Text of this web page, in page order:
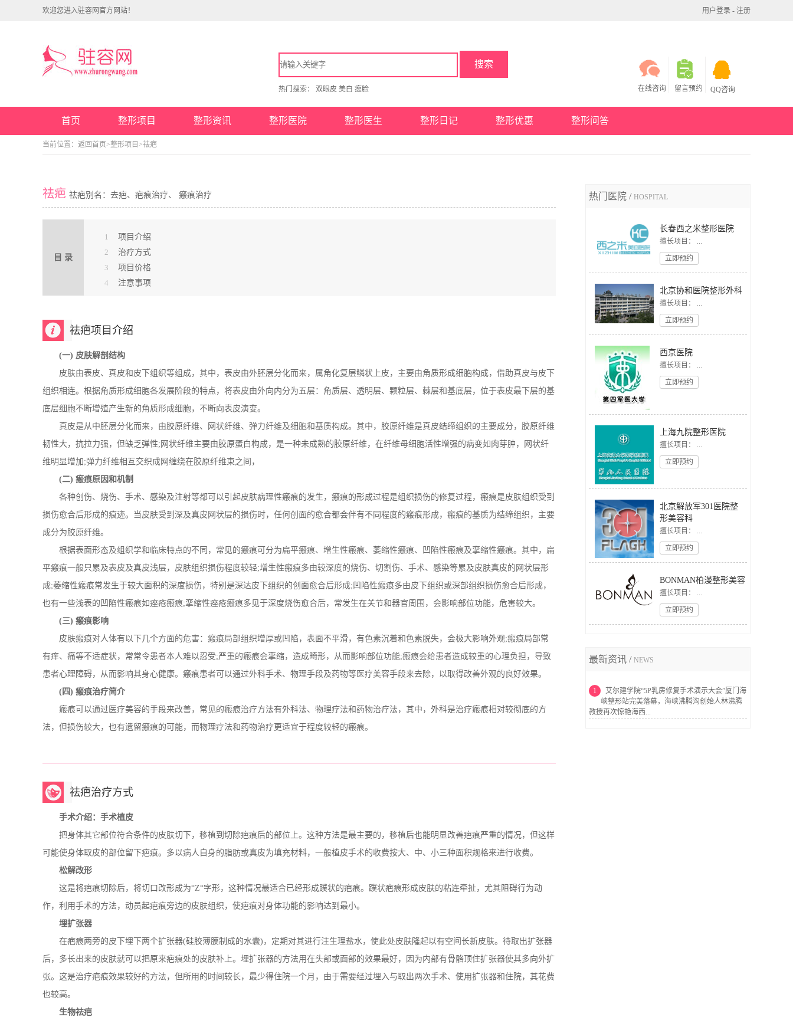
欢迎您进入驻容网官方网站！ 用户登录 - 注册
搜索
热门搜索： 双眼皮 美白 瘦脸 在线咨询 留言预约 QQ咨询
首页 整形项目 整形资讯 整形医院 整形医生 整形日记 整形优惠 整形问答
当前位置： 返回首页 >整形项目 >祛疤
祛疤 祛疤别名：去疤、疤痕治疗、 瘢痕治疗
目 录
1
项目介绍
2
治疗方式
3
项目价格
4
注意事项
祛疤项目介绍
(一) 皮肤解剖结构
皮肤由表皮、真皮和皮下组织等组成，其中，表皮由外胚层分化而来，属角化复层鳞状上皮，主要由角质形成细胞构成，借助真皮与皮下
组织相连。根据角质形成细胞各发展阶段的特点，将表皮由外向内分为五层：角质层、透明层、颗粒层、棘层和基底层，位于表皮最下层的基
底层细胞不断增殖产生新的角质形成细胞，不断向表皮演变。
真皮是从中胚层分化而来，由胶原纤维、网状纤维、弹力纤维及细胞和基质构成。其中，胶原纤维是真皮结缔组织的主要成分，胶原纤维
韧性大，抗拉力强，但缺乏弹性;网状纤维主要由胶原蛋白构成，是一种未成熟的胶原纤维，在纤维母细胞活性增强的病变如肉芽肿，网状纤
维明显增加;弹力纤维相互交织成网缠绕在胶原纤维束之间，
(二) 瘢痕原因和机制
各种创伤、烧伤、手术、感染及注射等都可以引起皮肤病理性瘢痕的发生，瘢痕的形成过程是组织损伤的修复过程，瘢痕是皮肤组织受到
损伤愈合后形成的痕迹。当皮肤受到深及真皮网状层的损伤时，任何创面的愈合都会伴有不同程度的瘢痕形成，瘢痕的基质为结缔组织，主要
成分为胶原纤维。
根据表面形态及组织学和临床特点的不同，常见的瘢痕可分为扁平瘢痕、增生性瘢痕、萎缩性瘢痕、凹陷性瘢痕及挛缩性瘢痕。其中，扁
平瘢痕一般只累及表皮及真皮浅层，皮肤组织损伤程度较轻;增生性瘢痕多由较深度的烧伤、切割伤、手术、感染等累及皮肤真皮的网状层形
成;萎缩性瘢痕常发生于较大面积的深度损伤，特别是深达皮下组织的创面愈合后形成;凹陷性瘢痕多由皮下组织或深部组织损伤愈合后形成，
也有一些浅表的凹陷性瘢痕如痤疮瘢痕;挛缩性痤疮瘢痕多见于深度烧伤愈合后，常发生在关节和器官周围，会影响部位功能，危害较大。
(三) 瘢痕影响
皮肤瘢痕对人体有以下几个方面的危害：瘢痕局部组织增厚或凹陷，表面不平滑，有色素沉着和色素脱失，会极大影响外观;瘢痕局部常
有痒、痛等不适症状，常常令患者本人难以忍受;严重的瘢痕会挛缩，造成畸形，从而影响部位功能;瘢痕会给患者造成较重的心理负担，导致
患者心理障碍，从而影响其身心健康。瘢痕患者可以通过外科手术、物理手段及药物等医疗美容手段来去除，以取得改善外观的良好效果。
(四) 瘢痕治疗简介
瘢痕可以通过医疗美容的手段来改善，常见的瘢痕治疗方法有外科法、物理疗法和药物治疗法，其中，外科是治疗瘢痕相对较彻底的方
法，但损伤较大，也有遗留瘢痕的可能，而物理疗法和药物治疗更适宜于程度较轻的瘢痕。
祛疤治疗方式
手术介绍：手术植皮
把身体其它部位符合条件的皮肤切下，移植到切除疤痕后的部位上。这种方法是最主要的，移植后也能明显改善疤痕严重的情况，但这样
可能使身体取皮的部位留下疤痕。多以病人自身的脂肪或真皮为填充材料，一般植皮手术的收费按大、中、小三种面积规格来进行收费。
松解改形
这是将疤痕切除后，将切口改形成为“Z“字形，这种情况最适合已经形成蹼状的疤痕。蹼状疤痕形成皮肤的粘连牵扯，尤其阻碍行为动
作，利用手术的方法，动员起疤痕旁边的皮肤组织，使疤痕对身体功能的影响达到最小。
埋扩张器
在疤痕两旁的皮下埋下两个扩张器(硅胶薄膜制成的水囊)，定期对其进行注生理盐水，使此处皮肤隆起以有空间长新皮肤。待取出扩张器
后，多长出来的皮肤就可以把原来疤痕处的皮肤补上。埋扩张器的方法用在头部或面部的效果最好，因为内部有骨骼顶住扩张器使其多向外扩
张。这是治疗疤痕效果较好的方法，但所用的时间较长，最少得住院一个月，由于需要经过埋入与取出两次手术、使用扩张器和住院，其花费
也较高。
生物祛疤
热门医院 / HOSPITAL
长春西之米整形医院
擅长项目： ...
立即预约
北京协和医院整形外科
擅长项目： ...
立即预约
西京医院
擅长项目： ...
立即预约
上海九院整形医院
擅长项目： ...
立即预约
北京解放军301医院整
形美容科
擅长项目： ...
立即预约
BONMAN柏漫整形美容
擅长项目： ...
立即预约
最新资讯 / NEWS
1
艾尔建学院“5P乳房修复手术演示大会”厦门海
峡整形站完美落幕，海峡沸腾沟创始人林沸腾
教授再次惊艳海西...